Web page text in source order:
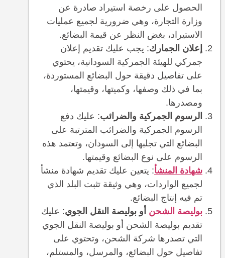
الحصول على رخصة استيراد صادرة عن
وزارة التجارة، وهي ضرورية لجميع عمليات
الاستيراد، بغض النظر عن قيمة البضائع.
إعلان الجمارك: يجب عليك تقديم إعلان
جمركي للهيئة الجمركية السودانية، يحتوي
على تفاصيل دقيقة حول البضائع المستوردة،
بما في ذلك وصفها، وكميتها، وقيمتها،
ومصدرها.
الرسوم الجمركية والضرائب: عليك دفع
الرسوم الجمركية والضرائب المترتبة على
البضائع التي تجلبها إلى السودان، وتعتمد هذه
الرسوم على نوع البضائع وقيمتها.
شهادة المنشأ: يتعين عليك تقديم شهادة منشأ
لجميع الواردات، وهي وثيقة تثبت البلد الذي
تم فيه إنتاج البضائع.
بوليصة الشحن أو بوليصة النقل الجوي: عليك
تقديم بوليصة الشحن أو بوليصة النقل الجوي
التي تصدرها شركة الشحن، وتحتوي على
تفاصيل حول البضائع، والمرسل، والمستلم،